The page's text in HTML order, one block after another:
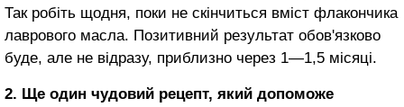
Так робіть щодня, поки не скінчиться вміст флакончика
лаврового масла. Позитивний результат обов'язково
буде, але не відразу, приблизно через 1—1,5 місяці.
2. Ще один чудовий рецепт, який допоможе